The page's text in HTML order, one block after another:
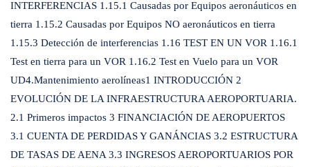
INTERFERENCIAS 1.15.1 Causadas por Equipos aeronáuticos en
tierra 1.15.2 Causadas por Equipos NO aeronáuticos en tierra
1.15.3 Detección de interferencias 1.16 TEST EN UN VOR 1.16.1
Test en tierra para un VOR 1.16.2 Test en Vuelo para un VOR
UD4.Mantenimiento aerolíneas1 INTRODUCCIÓN 2
EVOLUCIÓN DE LA INFRAESTRUCTURA AEROPORTUARIA.
2.1 Primeros impactos 3 FINANCIACIÓN DE AEROPUERTOS
3.1 CUENTA DE PERDIDAS Y GANÁNCIAS 3.2 ESTRUCTURA
DE TASAS DE AENA 3.3 INGRESOS AEROPORTUARIOS POR